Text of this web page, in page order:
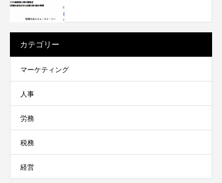
カテゴリー
マーケティング
人事
労務
税務
経営